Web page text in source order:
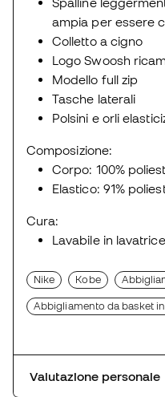
ampia per essere
Colletto a cigno
Logo Swoosh
Modello full zip
Tasche laterali
Polsini e orli
Composizione:
Corpo: 100%
Elastico: 91%
Cura:
Lavabile in lavatrice
Nike Kobe
Abbigliamento da basket
Valutazione personale